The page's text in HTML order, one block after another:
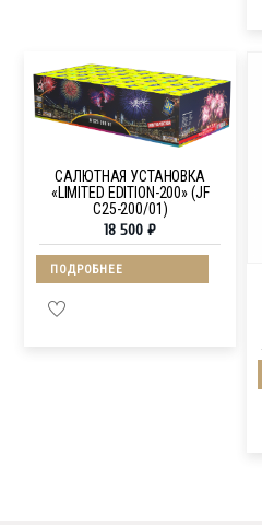
САЛЮТНАЯ УСТАНОВКА
«LIMITED EDITION-200» (JF
C25-200/01)
18 500₽
ПОДРОБНЕЕ